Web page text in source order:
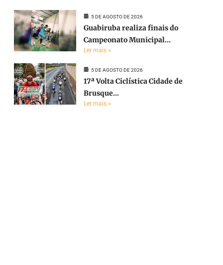
5 DE AGOSTO DE 2026
Guabiruba realiza finais do
Campeonato Municipal...
Ler mais »
5 DE AGOSTO DE 2026
17ª Volta Ciclística Cidade de
Brusque...
Ler mais »